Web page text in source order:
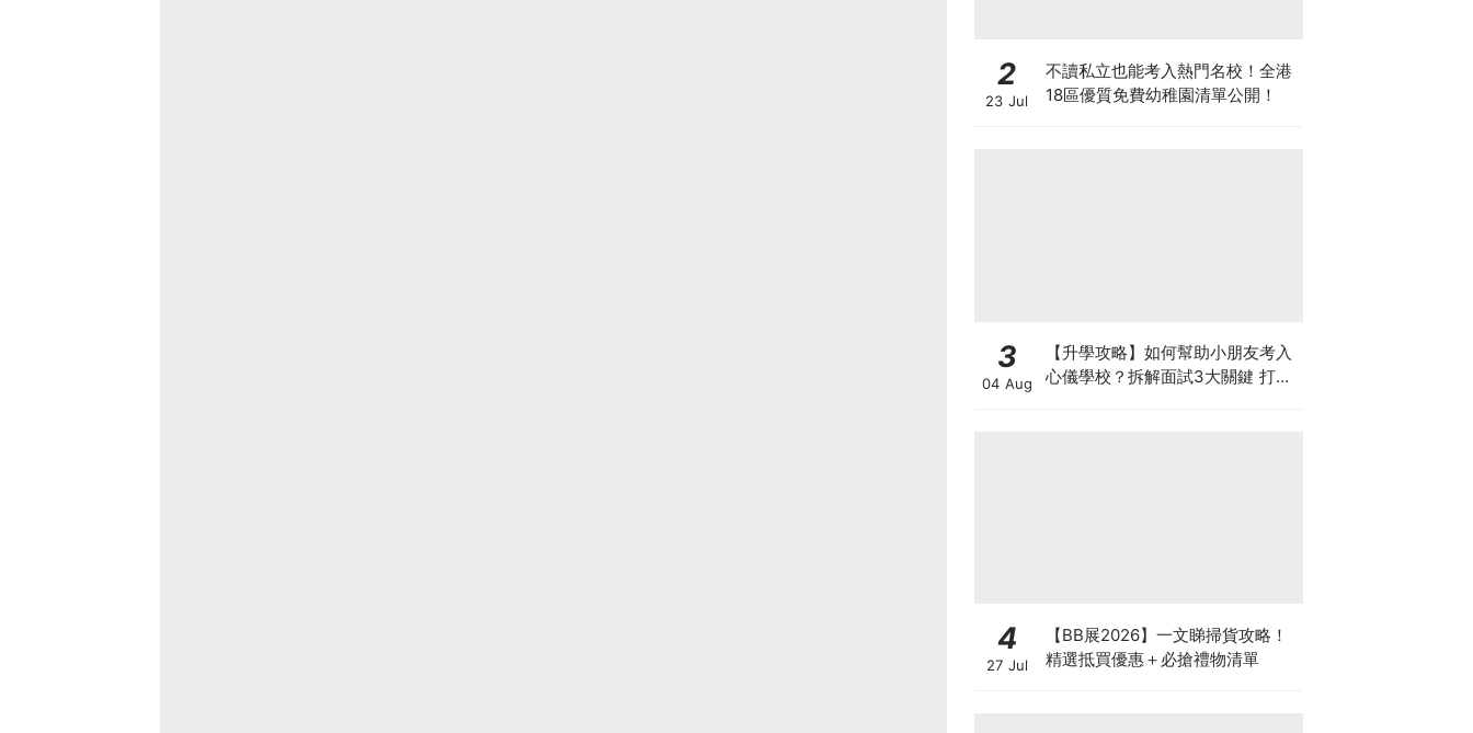
2
23 Jul
不讀私立也能考入熱門名校！全港
18區優質免費幼稚園清單公開！
3
04 Aug
【升學攻略】如何幫助小朋友考入
心儀學校？拆解面試3大關鍵 打好
4
27 Jul
【BB展2026】一文睇掃貨攻略！
精選抵買優惠＋必搶禮物清單